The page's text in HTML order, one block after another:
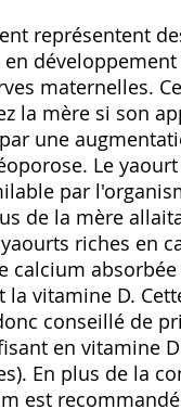
représentent
maternelles.
la mère si son
une
Le
par
de la mère
riches en
calcium
la vitamine D.
conseillé de
en vitamine
En plus de la
est